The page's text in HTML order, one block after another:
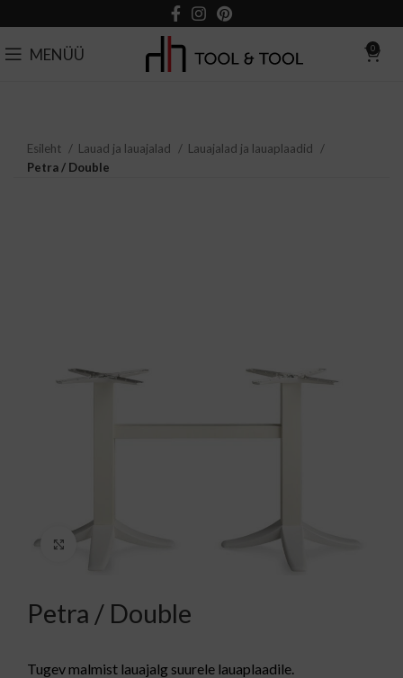
MENÜÜ 0
Esileht Lauad ja lauajalad
Lauajalad ja lauaplaadid
Petra / Double
Kliki suurendamiseks
Petra / Double
Tugev malmist lauajalg suurele lauaplaadile.